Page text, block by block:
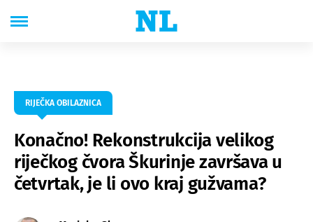
RIJEČKA OBILAZNICA
Konačno! Rekonstrukcija velikog
riječkog čvora Škurinje završava u
četvrtak, je li ovo kraj gužvama?